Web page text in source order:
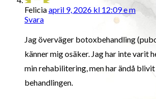
Feliciaapril 9, 2026 kl 12:09 e m
Svara
Jag överväger botoxbehandling
känner mig osäker. Jag har inte varit
min rehabilitering, men har ändå
behandlingen.